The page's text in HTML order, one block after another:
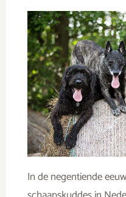
In de negentiende